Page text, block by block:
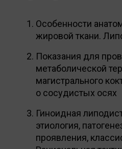
Особенности
жировой ткани.
Показания для
метаболической
магистрального
о сосудистых осях
Гиноидная
этиология,
проявления,